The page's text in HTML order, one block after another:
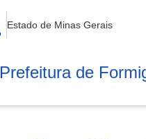
Estado de Minas Gerais
Prefeitura de